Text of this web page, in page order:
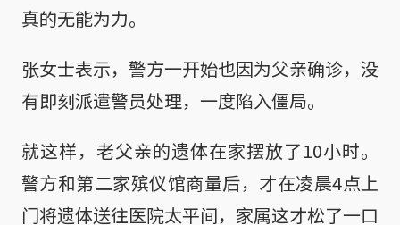
真的无能为力。
张女士表示，警方一开始也因为父亲确诊，没
有即刻派遣警员处理，一度陷入僵局。
就这样，老父亲的遗体在家摆放了10小时。
警方和第二家殡仪馆商量后，才在凌晨4点上
门将遗体送往医院太平间，家属这才松了一口